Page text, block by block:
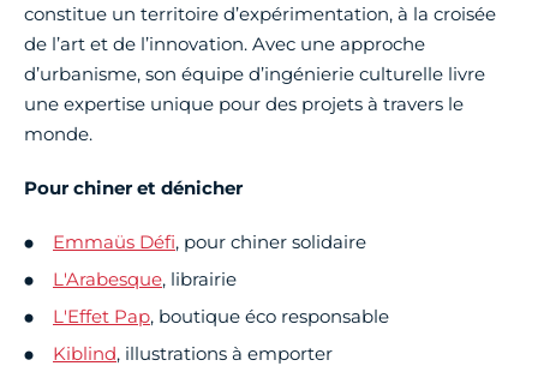
constitue un territoire d’expérimentation, à la croisée
de l’art et de l’innovation. Avec une approche
d’urbanisme, son équipe d’ingénierie culturelle livre
une expertise unique pour des projets à travers le
monde.
Pour chiner et dénicher
Emmaüs Défi, pour chiner solidaire
L'Arabesque, librairie
L'Effet Pap, boutique éco responsable
Kiblind, illustrations à emporter